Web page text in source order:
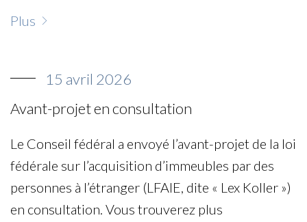
Plus
15 avril 2026
Avant-projet en consultation
Le Conseil fédéral a envoyé l’avant-projet de la loi
fédérale sur l’acquisition d’immeubles par des
personnes à l’étranger (LFAIE, dite « Lex Koller »)
en consultation. Vous trouverez plus